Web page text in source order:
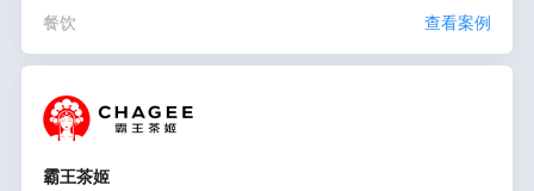
餐饮 查看案例
霸王茶姬